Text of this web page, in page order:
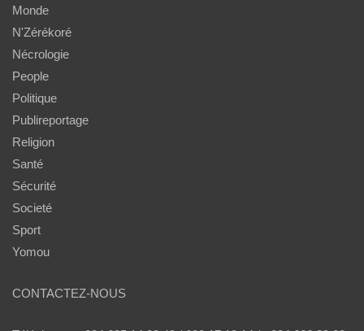
Monde
N'Zérékoré
Nécrologie
People
Politique
Publireportage
Religion
Santé
Sécurité
Societé
Sport
Yomou
CONTACTEZ-NOUS